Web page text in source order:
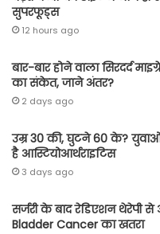
सुपरफूड्स
12 hours ago
बार-बार होने वाला सिरदर्द
का संकेत, जाने अंतर?
2 days ago
उम्र 30 की, घुटने 60 के?
है आस्टियोआर्थराइटिस
3 days ago
सर्जरी के बाद रेडिएशन थेरेपी से
Bladder Cancer का खतरा